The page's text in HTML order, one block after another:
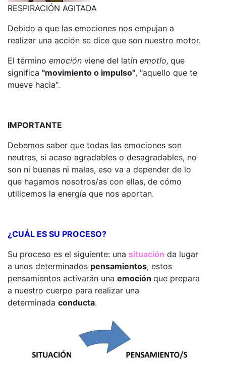
RESPIRACIÓN AGITADA
Debido a que las emociones nos empujan a
realizar una acción se dice que son nuestro motor.
El término emoción viene del latín emotĭo, que
significa "movimiento o impulso", "aquello que te
mueve hacia".
IMPORTANTE
Debemos saber que todas las emociones son
neutras, si acaso agradables o desagradables, no
son ni buenas ni malas, eso va a depender de lo
que hagamos nosotros/as con ellas, de cómo
utilicemos la energía que nos aportan.
¿CUÁL ES SU PROCESO?
Su proceso es el siguiente: una situación da lugar
a unos determinados pensamientos, estos
pensamientos activarán una emoción que prepara
a nuestro cuerpo para realizar una
determinada conducta.